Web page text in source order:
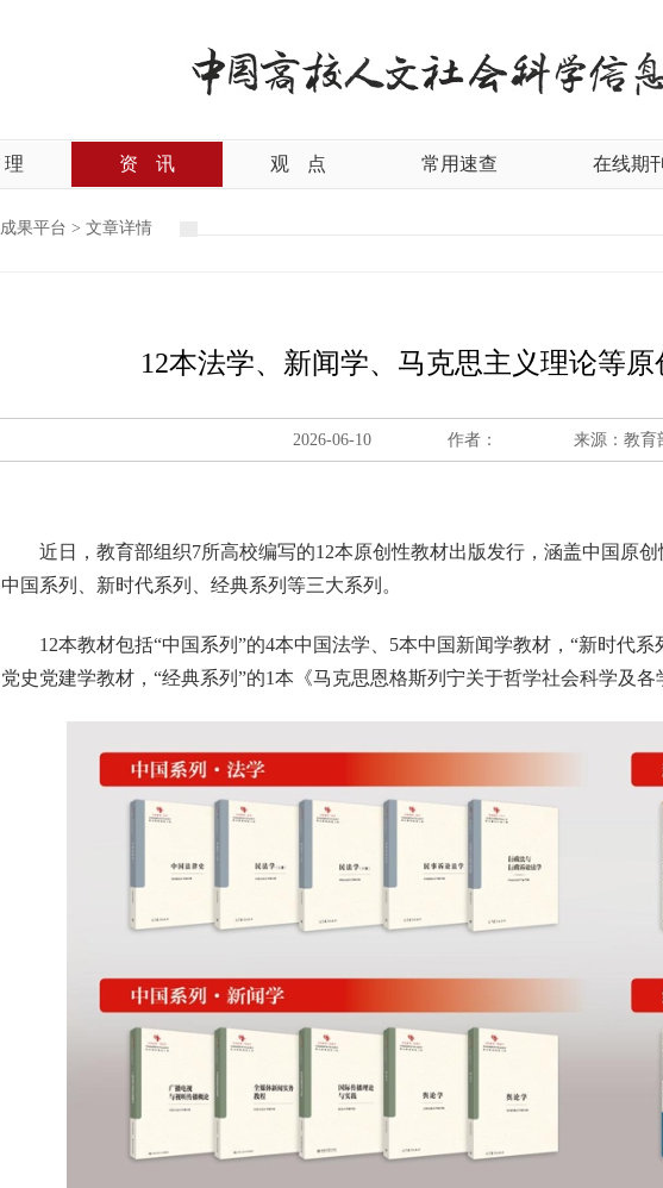
理 资 讯 观 点 常用速查 在线期刊
成果平台 > 文章详情
12本法学、新闻学、马克思主义理论等
2026-06-10 作者： 来源：教育
近日，教育部组织7所高校编写的12本原创性教材出版发行，涵盖中国原创
中国系列、新时代系列、经典系列等三大系列。
12本教材包括“中国系列”的4本中国法学、5本中国新闻学教材，“新时代系
党史党建学教材，“经典系列”的1本《马克思恩格斯列宁关于哲学社会科学及各